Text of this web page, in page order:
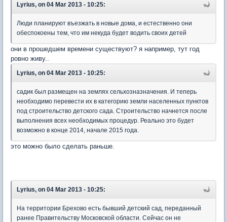
Lyrius, on 04 Mar 2013 - 10:25:
Люди планируют въезжать в новые дома, и естественно они
обеспокоены тем, что им некуда будет водить своих детей
они в прошедшем времени существуют? я например, тут год
ровно живу..
Lyrius, on 04 Mar 2013 - 10:25:
садик был размещен на землях сельхозназначения. И теперь
необходимо перевести их в категорию земли населенных пунктов
под строительство детского сада. Строительство начнется после
выполнения всех необходимых процедур. Реально это будет
возможно в конце 2014, начале 2015 года.
это можно было сделать раньше.
Lyrius, on 04 Mar 2013 - 10:25:
На территории Брехово есть бывший детский сад, переданный
ранее Правительству Московской области. Сейчас он не